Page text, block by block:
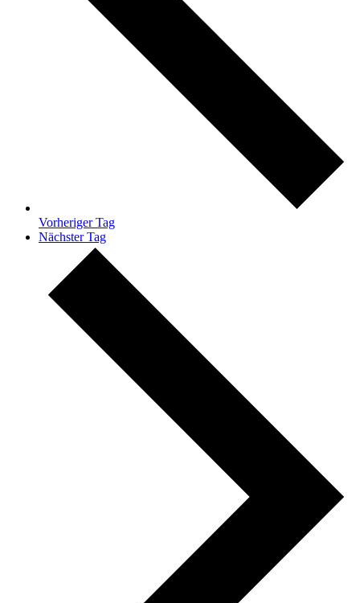
Vorheriger Tag
Nächster Tag